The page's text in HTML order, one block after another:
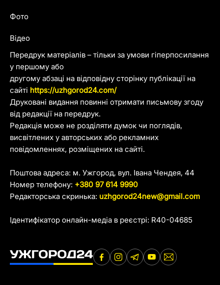
Передрук матеріалів – тільки за умови гіперпосилання
у першому або
другому абзаці на відповідну сторінку публікації на
сайті https://uzhgorod24.com/
Друковані видання повинні отримати письмову згоду
від редакції на передрук.
Редакція може не розділяти думок чи поглядів,
висвітлених у авторських або рекламних
повідомленнях, розміщених на сайті.
Поштова адреса: м. Ужгород, вул. Івана Чендея, 44
Номер телефону: +380 97 614 9990
Редакторська скринька: uzhgorod24new@gmail.com
Ідентифікатор онлайн-медіа в реєстрі: R40-04685
Фото
Відео